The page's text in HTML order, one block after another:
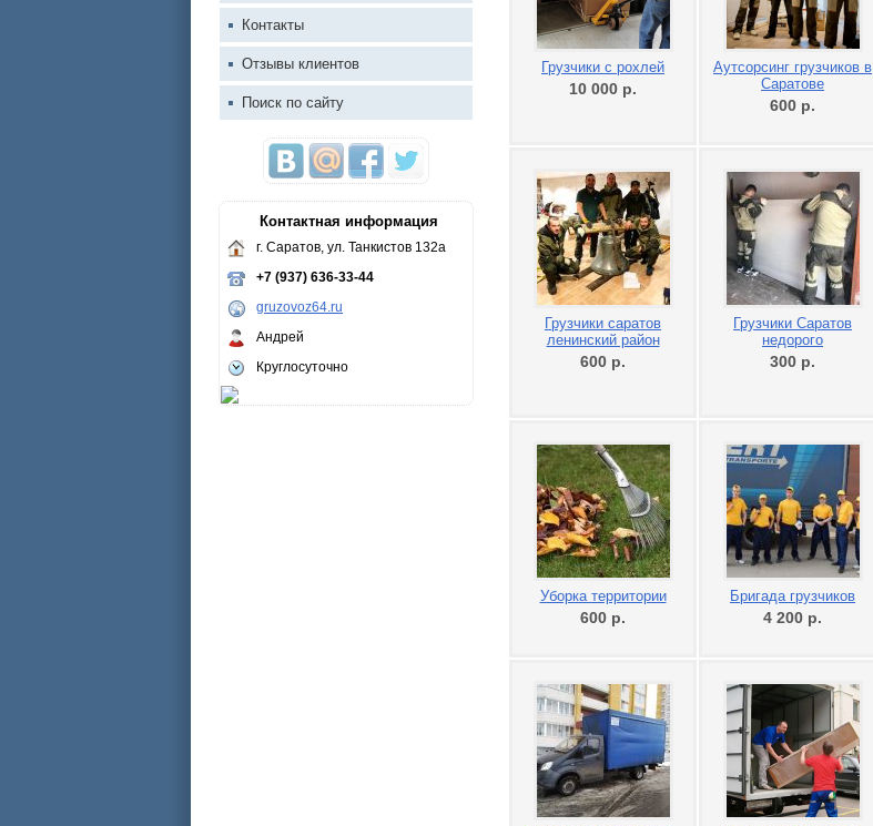
Грузчики с рохлей
10 000 р.
Аутсорсинг грузчиков в
Саратове
600 р.
Грузчики саратов
ленинский район
600 р.
Грузчики Саратов
недорого
300 р.
Уборка территории
600 р.
Бригада грузчиков
4 200 р.
Контакты
Отзывы клиентов
Поиск по сайту
Контактная информация
г. Саратов, ул. Танкистов 132а
+7 (937) 636-33-44
gruzovoz64.ru
Андрей
Круглосуточно